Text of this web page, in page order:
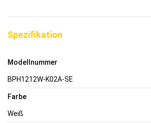
Spezifikation
Modellnummer
BPH1212W-K02A-SE
Farbe
Weiß